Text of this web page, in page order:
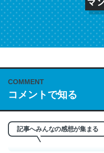
COMMENT
コメントで知る
記事へみんなの感想が集まる
これは名文。彼はとても
う。英語少しでも読める
れ好き。Let’s Fucking